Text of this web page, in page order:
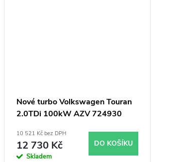
Nové turbo Volkswagen Touran
2.0TDi 100kW AZV 724930
10 521 Kč bez DPH
12 730 Kč
Skladem
DO KOŠÍKU